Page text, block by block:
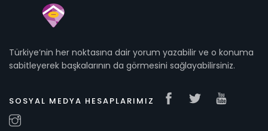
Türkiye’nin her noktasına dair yorum yazabilir ve o konuma
sabitleyerek başkalarının da görmesini sağlayabilirsiniz.
SOSYAL MEDYA HESAPLARIMIZ